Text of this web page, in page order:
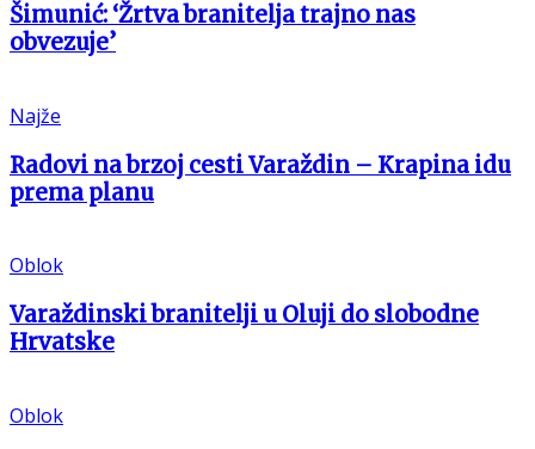
Šimunić: ‘Žrtva branitelja trajno nas
obvezuje’
Najže
Radovi na brzoj cesti Varaždin – Krapina idu
prema planu
Oblok
Varaždinski branitelji u Oluji do slobodne
Hrvatske
Oblok